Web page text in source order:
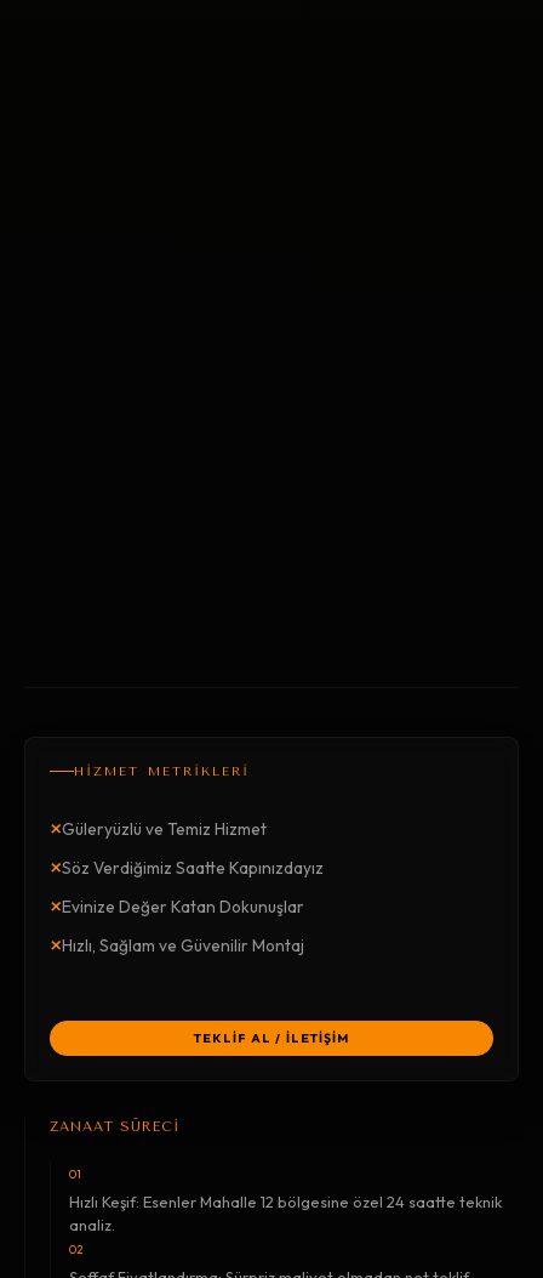
HİZMET METRİKLERİ
×Güleryüzlü ve Temiz Hizmet
×Söz Verdiğimiz Saatte Kapınızdayız
×Evinize Değer Katan Dokunuşlar
×Hızlı, Sağlam ve Güvenilir Montaj
TEKLİF AL / İLETİŞİM
ZANAAT SÜRECİ
01
Hızlı Keşif: Esenler Mahalle 12 bölgesine özel 24 saatte teknik
analiz.
02